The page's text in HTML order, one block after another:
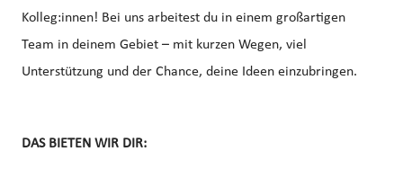
Kolleg:innen! Bei uns arbeitest du in einem großartigen
Team in deinem Gebiet – mit kurzen Wegen, viel
Unterstützung und der Chance, deine Ideen einzubringen.
DAS BIETEN WIR DIR: